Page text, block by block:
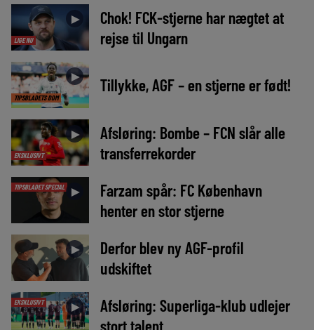
LIGE NU
►
Chok! FCK-stjerne har nægtet at
rejse til Ungarn
TIPSBLADETS DOM
► Tillykke, AGF – en stjerne er født!
EKSKLUSIVT
►
Afsløring: Bombe – FCN slår alle
transferrekorder
TIPSBLADET SPECIAL ►
Farzam spår: FC København
henter en stor stjerne
►
Derfor blev ny AGF-profil
udskiftet
EKSKLUSIVT ►
Afsløring: Superliga-klub udlejer
stort talent